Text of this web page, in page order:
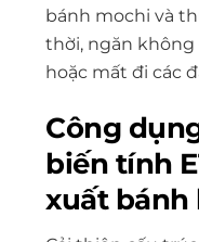
bánh mochi và
thời, ngăn
hoặc mất đi các
Công
biến tính
xuất bánh